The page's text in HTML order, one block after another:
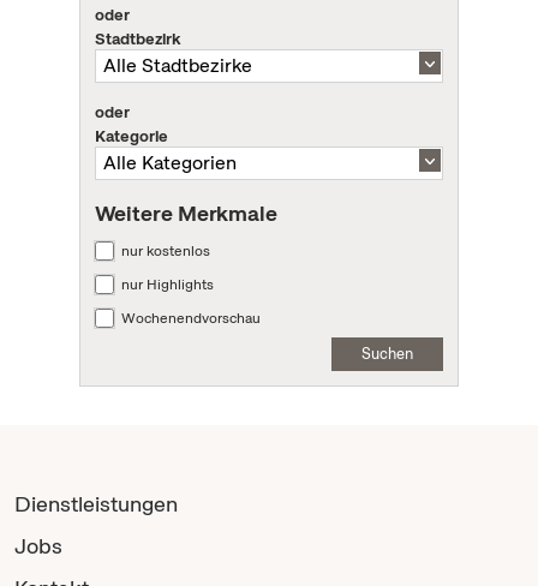
oder
Stadtbezirk
oder
Kategorie
Weitere Merkmale
nur kostenlos
nur Highlights
Wochenendvorschau
Suchen
Dienstleistungen
Jobs